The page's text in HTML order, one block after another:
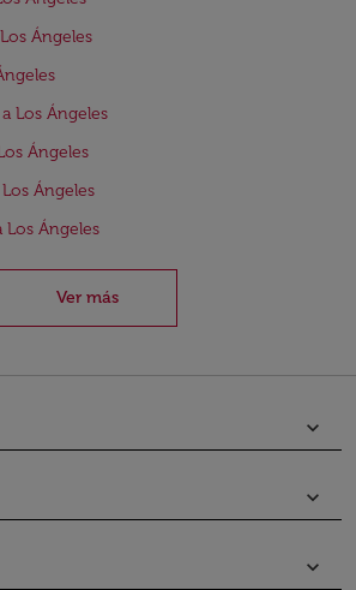
Ángeles
Los Ángeles
Ángeles
Ángeles
Los Ángeles
Ver más
keyboard_arrow_down
keyboard_arrow_down
keyboard_arrow_down